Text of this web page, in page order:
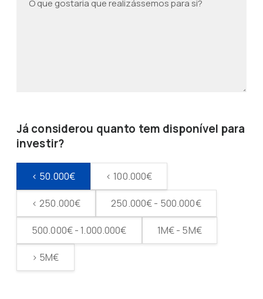
Já considerou quanto tem disponível para
investir?
< 50.000€ < 100.000€
< 250.000€ 250.000€ - 500.000€
500.000€ - 1.000.000€ 1M€ - 5M€
> 5M€